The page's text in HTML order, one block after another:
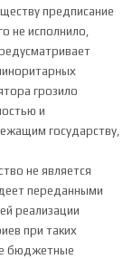
предписание
не исполнило,
грозило
и
государству,
не является
переданными
реализации
при таких
бюджетные